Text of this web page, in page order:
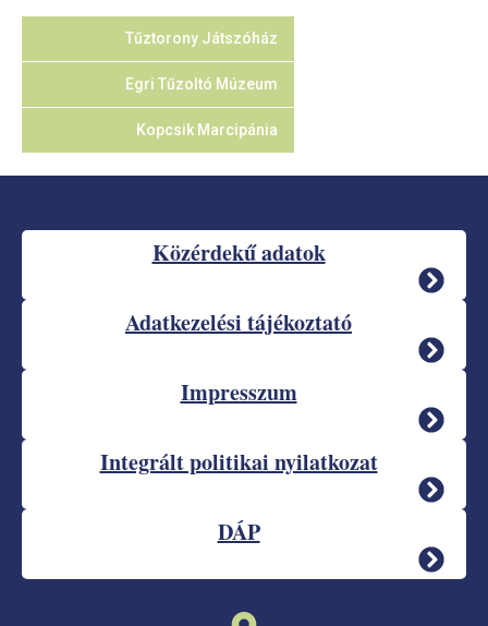
Tűztorony Játszóház
Egri Tűzoltó Múzeum
Kopcsik Marcipánia
Közérdekű adatok
Adatkezelési tájékoztató
Impresszum
Integrált politikai nyilatkozat
DÁP